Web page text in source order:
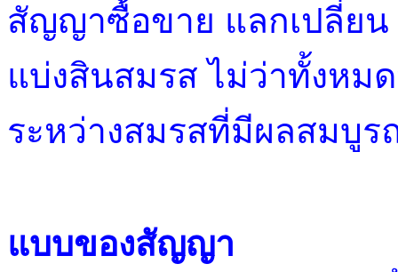
สัญญาซื้อขาย แลกเปลี่ย
แบ่งสินสมรส ไม่ว่าทั้งหม
ระหว่างสมรสที่มีผลสมบู
แบบของสัญญา